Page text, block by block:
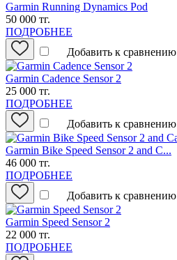
Garmin Running Dynamics Pod
50 000 тг.
ПОДРОБНЕЕ
Добавить к сравнению
Garmin Cadence Sensor 2
25 000 тг.
ПОДРОБНЕЕ
Добавить к сравнению
Garmin Bike Speed Sensor 2 and C...
46 000 тг.
ПОДРОБНЕЕ
Добавить к сравнению
Garmin Speed Sensor 2
22 000 тг.
ПОДРОБНЕЕ